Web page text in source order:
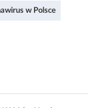
w Polsce